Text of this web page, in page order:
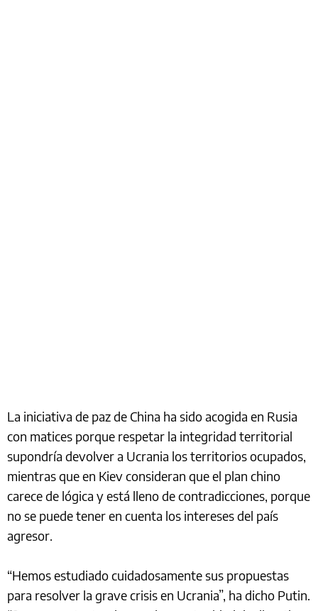
La iniciativa de paz de China ha sido acogida en Rusia
con matices porque respetar la integridad territorial
supondría devolver a Ucrania los territorios ocupados,
mientras que en Kiev consideran que el plan chino
carece de lógica y está lleno de contradicciones, porque
no se puede tener en cuenta los intereses del país
agresor.
“Hemos estudiado cuidadosamente sus propuestas
para resolver la grave crisis en Ucrania”, ha dicho Putin.